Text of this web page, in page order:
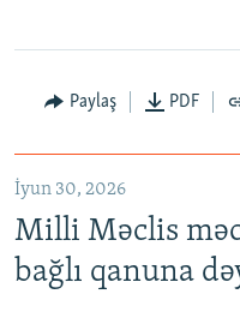
Paylaş PDF
İyun 30, 2026
Milli Məclis
bağlı qanuna